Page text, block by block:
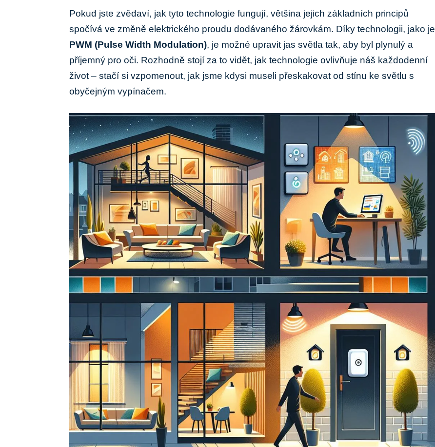
Pokud ‍jste zvědaví, jak tyto technologie fungují, většina jejich základních principů
spočívá ve změně ‌elektrického proudu dodávaného žárovkám. Díky technologii, jako je‍
PWM (Pulse Width Modulation), je ​možné upravit jas světla tak, aby byl plynulý a
příjemný pro oči. Rozhodně ​stojí za to vidět, jak technologie ovlivňuje náš každodenní
život – stačí si vzpomenout, jak jsme kdysi museli ‍přeskakovat od ​stínu ke světlu s
obyčejným vypínačem.